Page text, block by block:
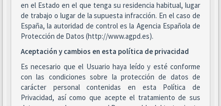
en el Estado en el que tenga su residencia habitual, lugar
de trabajo o lugar de la supuesta infracción. En el caso de
España, la autoridad de control es la Agencia Española de
Protección de Datos (http://www.agpd.es).
Aceptación y cambios en esta política de privacidad
Es necesario que el Usuario haya leído y esté conforme
con las condiciones sobre la protección de datos de
carácter personal contenidas en esta Política de
Privacidad, así como que acepte el tratamiento de sus